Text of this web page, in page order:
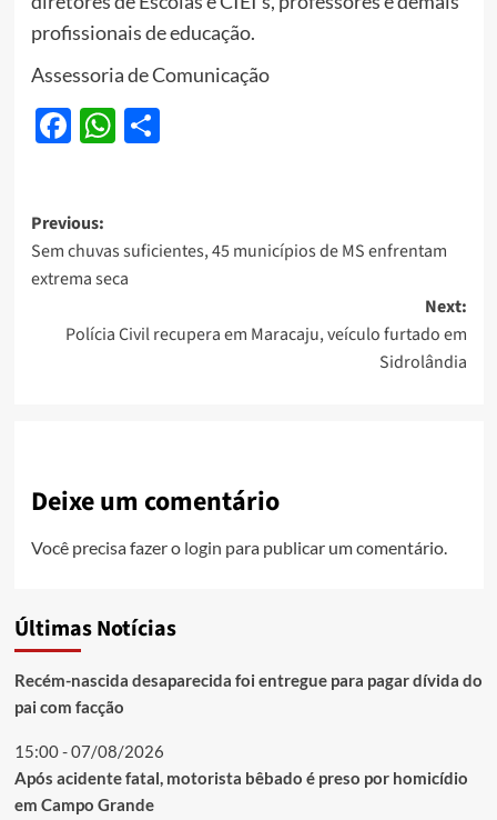
profissionais de educação.
Assessoria de Comunicação
Facebook
WhatsApp
Share
Post
navigation
Previous:
Sem chuvas suficientes, 45 municípios de MS enfrentam
extrema seca
Next:
Polícia Civil recupera em Maracaju, veículo furtado em
Sidrolândia
Deixe um comentário
Você precisa fazer o login para publicar um comentário.
Últimas Notícias
Recém-nascida desaparecida foi entregue para pagar dívida do
pai com facção
15:00 - 07/08/2026
Após acidente fatal, motorista bêbado é preso por homicídio
em Campo Grande